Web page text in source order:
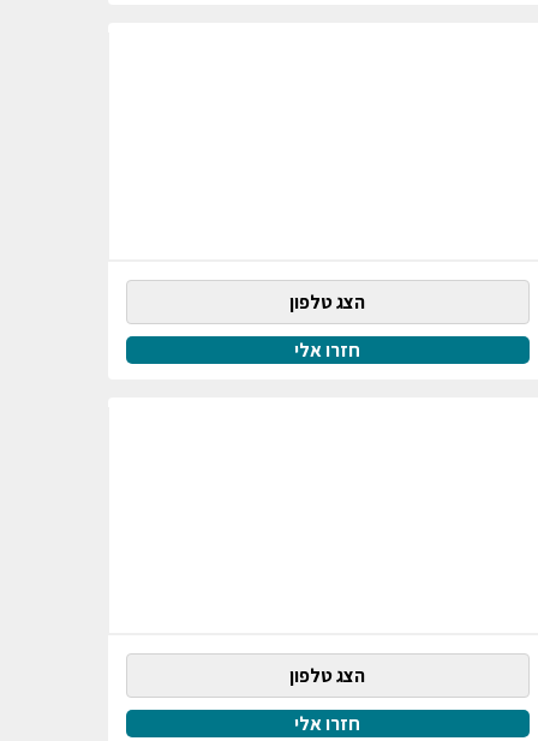
הצג טלפון
חזרו אלי
הצג טלפון
חזרו אלי